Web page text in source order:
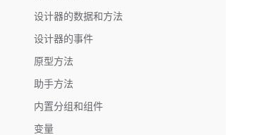
设计器的数据和方法
设计器的事件
原型方法
助手方法
内置分组和组件
变量